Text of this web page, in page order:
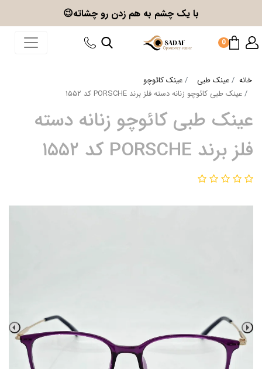
با یک چشم به هم زدن رو چشاته😉
0
خانه عینک طبی
عینک کائوچو
عینک طبی کائوچو زنانه دسته فلز برند PORSCHE کد ۱۵۵۲
عینک طبی کائوچو زنانه دسته
فلز برند PORSCHE کد ۱۵۵۲